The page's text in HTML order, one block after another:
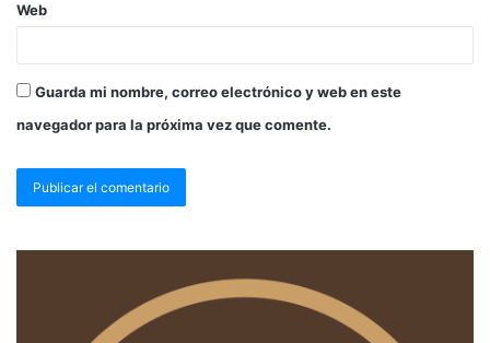
Web
Guarda mi nombre, correo electrónico y web en este
navegador para la próxima vez que comente.